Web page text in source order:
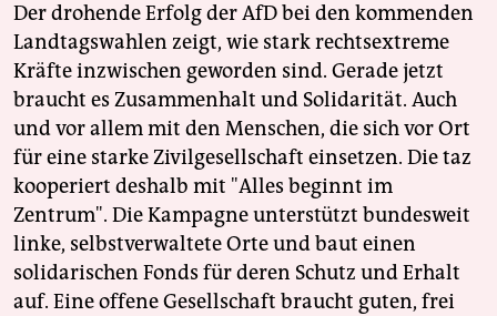
Der drohende Erfolg der AfD bei den kommenden
Landtagswahlen zeigt, wie stark rechtsextreme
Kräfte inzwischen geworden sind. Gerade jetzt
braucht es Zusammenhalt und Solidarität. Auch
und vor allem mit den Menschen, die sich vor Ort
für eine starke Zivilgesellschaft einsetzen. Die taz
kooperiert deshalb mit "Alles beginnt im
Zentrum". Die Kampagne unterstützt bundesweit
linke, selbstverwaltete Orte und baut einen
solidarischen Fonds für deren Schutz und Erhalt
auf. Eine offene Gesellschaft braucht guten, frei